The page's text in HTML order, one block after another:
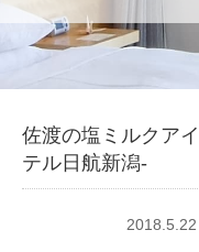
佐渡の塩ミルクア
テル日航新潟-
2018.5.22